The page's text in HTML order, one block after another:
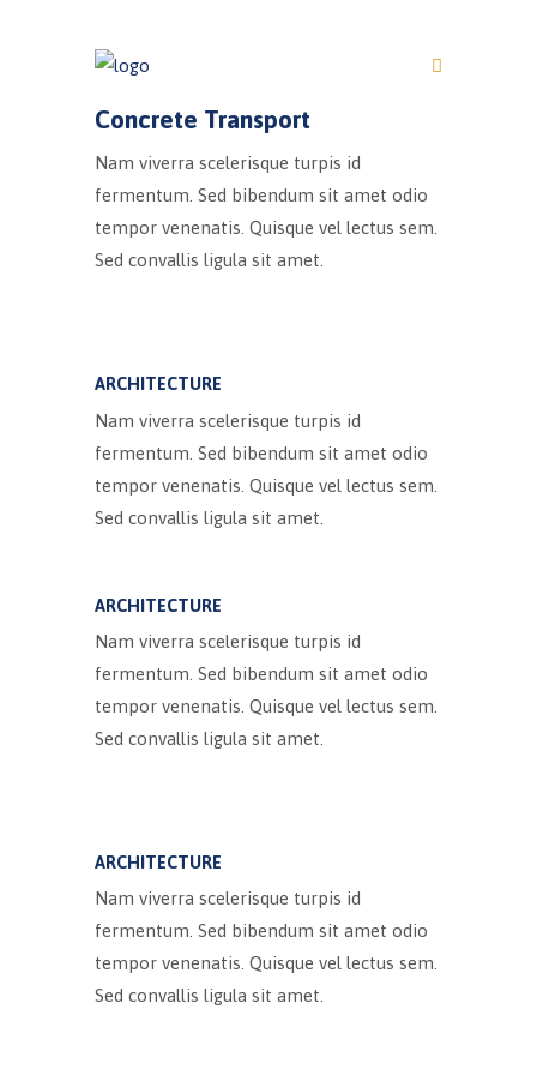
Concrete Transport
Nam viverra scelerisque turpis id
fermentum. Sed bibendum sit amet odio
tempor venenatis. Quisque vel lectus sem.
Sed convallis ligula sit amet.
ARCHITECTURE
Nam viverra scelerisque turpis id
fermentum. Sed bibendum sit amet odio
tempor venenatis. Quisque vel lectus sem.
Sed convallis ligula sit amet.
ARCHITECTURE
Nam viverra scelerisque turpis id
fermentum. Sed bibendum sit amet odio
tempor venenatis. Quisque vel lectus sem.
Sed convallis ligula sit amet.
ARCHITECTURE
Nam viverra scelerisque turpis id
fermentum. Sed bibendum sit amet odio
tempor venenatis. Quisque vel lectus sem.
Sed convallis ligula sit amet.